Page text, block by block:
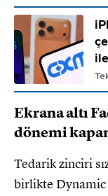
Ekrana altı
dönemi
Tedarik zinciri
birlikte Dynamic